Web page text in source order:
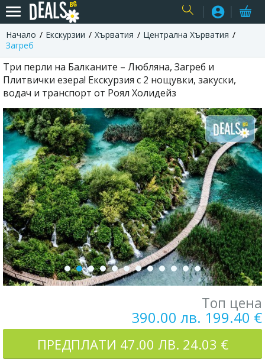
USER
Начало Екскурзии Хърватия
Централна Хърватия
Загреб
Три перли на Балканите – Любляна, Загреб и
Плитвички езера! Екскурзия с 2 нощувки, закуски,
водач и транспорт от Роял Холидейз
Топ цена
390.00 лв. 199.40 €
ПРЕДПЛАТИ 47.00 ЛВ. 24.03 €